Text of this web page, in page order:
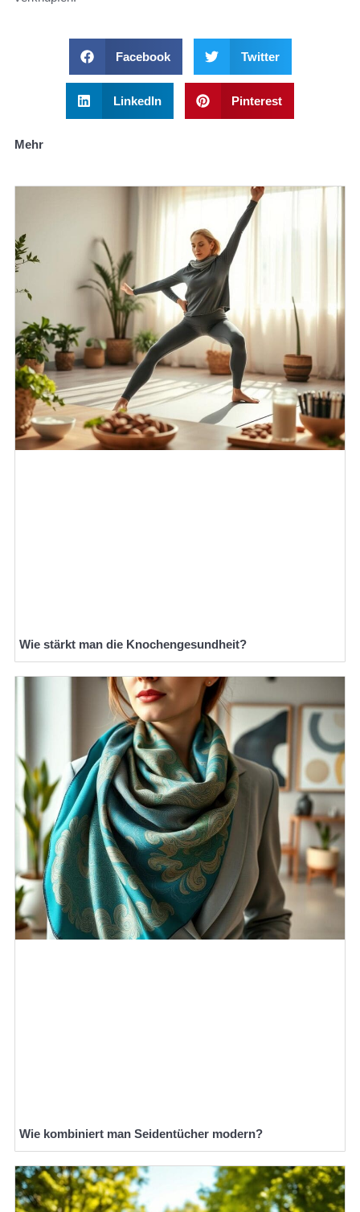
Facebook Twitter
LinkedIn Pinterest
Mehr
Wie stärkt man die Knochengesundheit?
Wie kombiniert man Seidentücher modern?